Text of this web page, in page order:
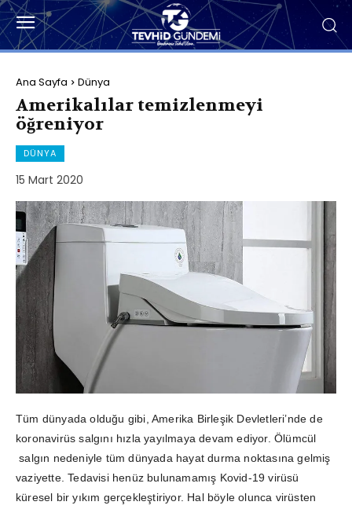
Ana Sayfa Dünya
Amerikalılar temizlenmeyi
öğreniyor
DÜNYA
15 Mart 2020
Tüm dünyada olduğu gibi, Amerika Birleşik Devletleri’nde de
koronavirüs salgını hızla yayılmaya devam ediyor. Ölümcül
salgın nedeniyle tüm dünyada hayat durma noktasına gelmiş
vaziyette. Tedavisi henüz bulunamamış Kovid-19 virüsü
küresel bir yıkım gerçekleştiriyor. Hal böyle olunca virüsten